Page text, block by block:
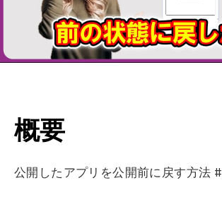
概要
公開したアプリを公開前に戻す方法